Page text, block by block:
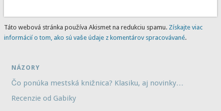
Táto webová stránka používa Akismet na redukciu spamu. Získajte viac
informácií o tom, ako sú vaše údaje z komentárov spracovávané.
NÁZORY
Čo ponúka mestská knižnica? Klasiku, aj novinky…
Recenzie od Gabiky